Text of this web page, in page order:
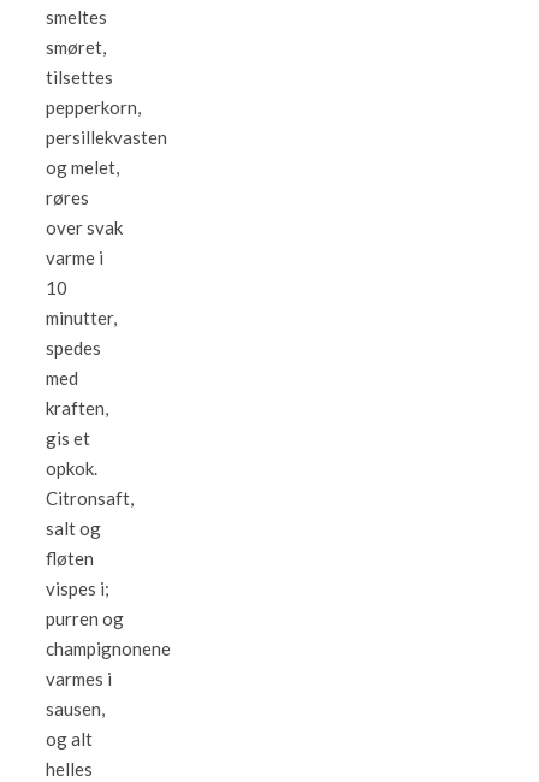
smeltes
smøret,
tilsettes
pepperkorn,
persillekvasten
og melet,
røres
over svak
varme i
10
minutter,
spedes
med
kraften,
gis et
opkok.
Citronsaft,
salt og
fløten
vispes i;
purren og
champignonene
varmes i
sausen,
og alt
helles